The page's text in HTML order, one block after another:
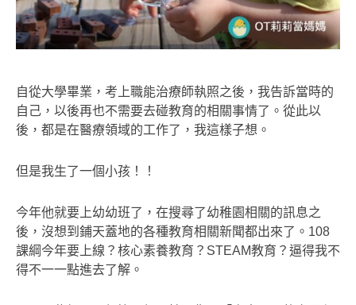
自從大學畢業，考上職能治療師執照之後，我告訴當時的
自己，以後再也不需要去碰教育的相關事情了。從此以
後，都是在醫療領域的工作了，我這樣子想。
但是我生了一個小孩！！
今年他就要上幼幼班了，在搜尋了幼稚園相關的訊息之
後，沒想到鋪天蓋地的各種教育相關新聞都出來了。108
課綱今年要上線？核心素養教育？STEAM教育？逼得我不
得不一一點進去了解。